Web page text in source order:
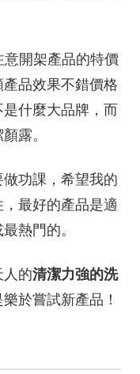
開架產品的特價
品效果不錯價格
什麼大品牌，而
露。
功課，希望我的
最好的產品是適
熱門的。
的清潔力強的洗
於嘗試新產品！